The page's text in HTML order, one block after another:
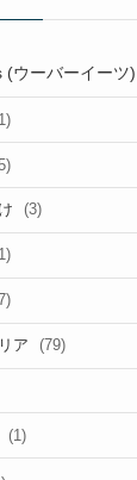
(ウーバーイーツ)
(3)
ア (79)
(1)